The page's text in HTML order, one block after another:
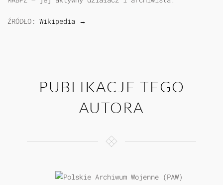
ŹRÓDŁO: Wikipedia →
PUBLIKACJE TEGO
AUTORA